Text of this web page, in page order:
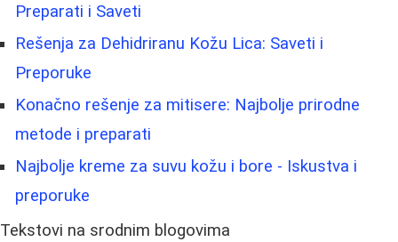
Preparati i Saveti
Rešenja za Dehidriranu Kožu Lica: Saveti i
Preporuke
Konačno rešenje za mitisere: Najbolje prirodne
metode i preparati
Najbolje kreme za suvu kožu i bore - Iskustva i
preporuke
Tekstovi na srodnim blogovima